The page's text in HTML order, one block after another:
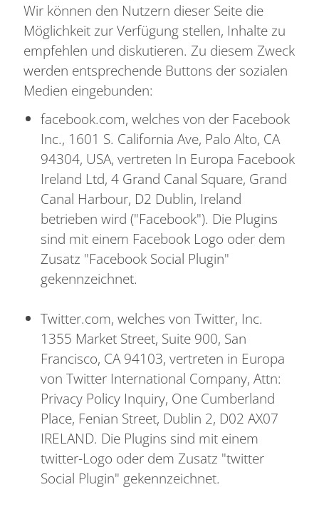
Wir können den Nutzern dieser Seite die
Möglichkeit zur Verfügung stellen, Inhalte zu
empfehlen und diskutieren. Zu diesem Zweck
werden entsprechende Buttons der sozialen
Medien eingebunden:
facebook.com, welches von der Facebook
Inc., 1601 S. California Ave, Palo Alto, CA
94304, USA, vertreten In Europa Facebook
Ireland Ltd, 4 Grand Canal Square, Grand
Canal Harbour, D2 Dublin, Ireland
betrieben wird ("Facebook"). Die Plugins
sind mit einem Facebook Logo oder dem
Zusatz "Facebook Social Plugin"
gekennzeichnet.
Twitter.com, welches von Twitter, Inc.
1355 Market Street, Suite 900, San
Francisco, CA 94103, vertreten in Europa
von Twitter International Company, Attn:
Privacy Policy Inquiry, One Cumberland
Place, Fenian Street, Dublin 2, D02 AX07
IRELAND. Die Plugins sind mit einem
twitter-Logo oder dem Zusatz "twitter
Social Plugin" gekennzeichnet.